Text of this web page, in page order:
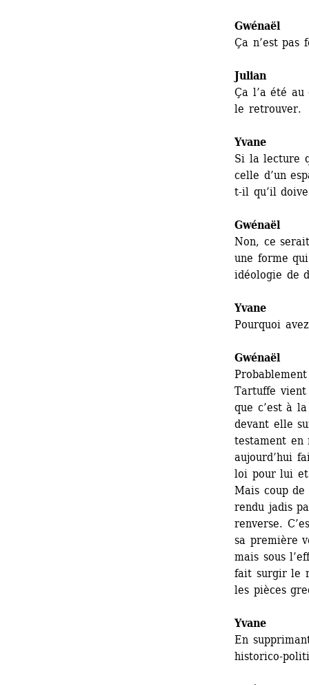
Gwénaël
Ça n’est pas
Julian
Ça l’a été
le retrouver.
Yvane
Si la lecture
celle d’un
t-il qu’il
Gwénaël
Non, ce
une forme
idéologie de
Yvane
Pourquoi
Gwénaël
Tartuffe
que c’est à
devant elle
testament en
aujourd’hui
loi pour lui et
Mais coup
rendu jadis
renverse.
sa première
mais sous
fait surgir le
les pièces
Yvane
En
historico-